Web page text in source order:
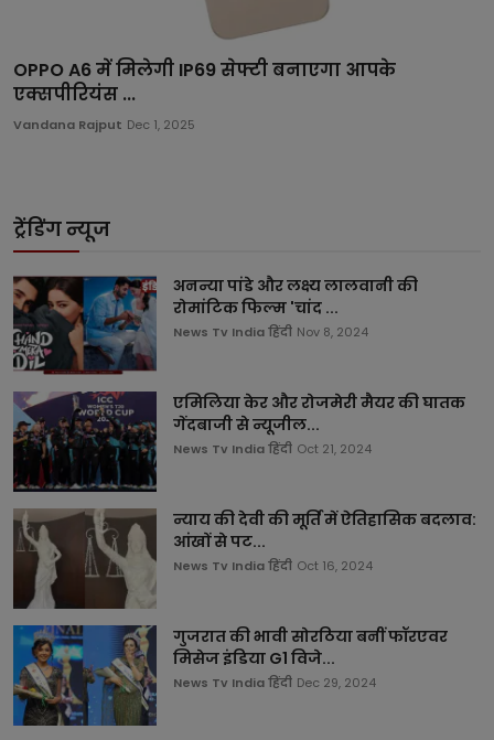
OPPO A6 में मिलेगी IP69 सेफ्टी बनाएगा आपके
एक्सपीरियंस ...
Vandana Rajput Dec 1, 2025
ट्रेंडिंग न्यूज
अनन्या पांडे और लक्ष्य लालवानी की
रोमांटिक फिल्म 'चांद ...
News Tv India हिंदी Nov 8, 2024
एमिलिया केर और रोजमेरी मैयर की घातक
गेंदबाजी से न्यूजील...
News Tv India हिंदी Oct 21, 2024
न्याय की देवी की मूर्ति में ऐतिहासिक बदलाव:
आंखों से पट...
News Tv India हिंदी Oct 16, 2024
गुजरात की भावी सोरठिया बनीं फॉरएवर
मिसेज इंडिया G1 विजे...
News Tv India हिंदी Dec 29, 2024